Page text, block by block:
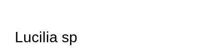
Lucilia sp